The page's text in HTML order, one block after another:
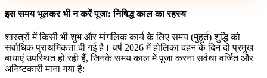
इस समय भूलकर भी न करें पूजा: निषिद्ध काल का रहस्य
शास्त्रों में किसी भी शुभ और मांगलिक कार्य के लिए समय (मुहूर्त) शुद्धि को
सर्वाधिक प्राथमिकता दी गई है। वर्ष 2026 में होलिका दहन के दिन दो प्रमुख
बाधाएं उपस्थित हो रही हैं, जिनके समय काल में पूजा करना सर्वथा वर्जित और
अनिष्टकारी माना गया है: